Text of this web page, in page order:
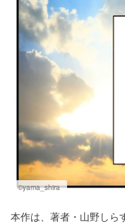
©yama_shira
本作は、著者・山野しら